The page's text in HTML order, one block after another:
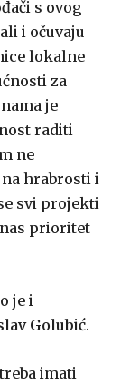
s ovog
i očuvaju
lokalne
za
je
raditi
ne
hrabrosti i
svi projekti
prioritet
je i
Golubić.
imati